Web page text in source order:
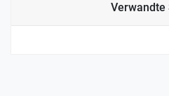
Verwandte